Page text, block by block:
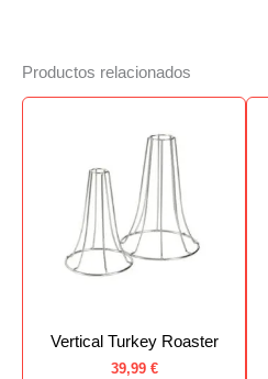
Productos relacionados
Vertical Turkey Roaster
39,99 €